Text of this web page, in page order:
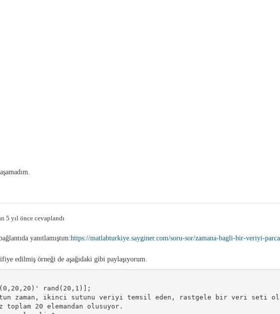
5 yıl önce cevaplandı
yanıtlamıştım:https://matlabturkiye.sayginer.com/soru-sor/zamana-bagli-bir-veriyi-
edilmiş örneği de aşağıdaki gibi paylaşıyorum.
rand(20,1)];
zaman, ikinci sutunu veriyi temsil eden, rastgele bir veri seti
toplam 20 elemandan olusuyor.